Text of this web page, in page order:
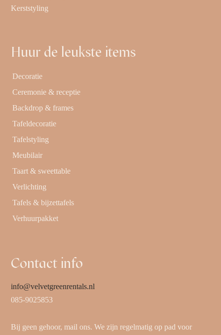
Kerststyling
Huur de leukste items
Decoratie
Ceremonie & receptie
Backdrop & frames
Tafeldecoratie
Tafelstyling
Meubilair
Taart & sweettable
Verlichting
Tafels & bijzettafels
Verhuurpakket
Contact info
info@velvetgreenrentals.nl
085-9025853
Bij geen gehoor, mail ons. We zijn regelmatig op pad voor